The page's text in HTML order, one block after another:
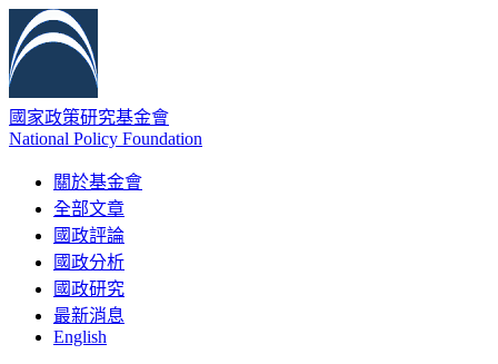
國家政策研究基金會
National Policy Foundation
關於基金會
全部文章
國政評論
國政分析
國政研究
最新消息
English